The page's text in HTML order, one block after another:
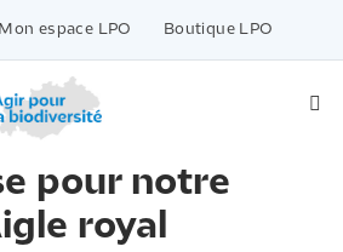
Mon espace LPO Boutique LPO
pour notre
royal